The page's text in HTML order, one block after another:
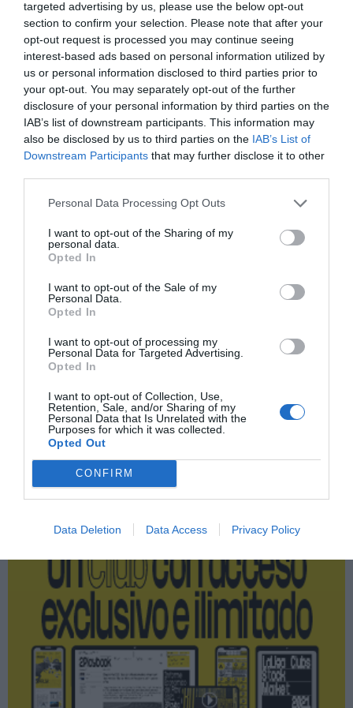
targeted advertising by us, please use the below opt-out
section to confirm your selection. Please note that after your
opt-out request is processed you may continue seeing
interest-based ads based on personal information utilized by
us or personal information disclosed to third parties prior to
your opt-out. You may separately opt-out of the further
disclosure of your personal information by third parties on the
IAB’s list of downstream participants. This information may
also be disclosed by us to third parties on the IAB’s List of
Downstream Participants that may further disclose it to other
Personal Data Processing Opt Outs
I want to opt-out of the Sharing of my
personal data.
Opted In
I want to opt-out of the Sale of my
Personal Data.
Opted In
I want to opt-out of processing my
Personal Data for Targeted Advertising.
Opted In
I want to opt-out of Collection, Use,
Retention, Sale, and/or Sharing of my
Personal Data that Is Unrelated with the
Purposes for which it was collected.
Opted Out
CONFIRM
Data Deletion Data Access Privacy Policy
Primera División.
Actualmente,
Apollo gestiona activos por valor de
498.000 millones de dólares
(478.454 millones de
euros), y financiación de algunos de los equipos de
fútbol más importantes de Europa y de las principales
ligas de Estados Unidos, como la NBA, la NFL y la NHL.
La relación entre México y EEUU también se
evidencia en los clubes mexicanos, dondeel pasado
curso entró capital estadounidense en el Necaxa.
Además,ambas ligas han barajado una posible fusión
2023 competirán todos los clubes de la Liga MX y la
Añadir 2Playbook
Mantente informado con las últimas noticias de actualidad.
ACTIVAR AHORA
Compartir
Imprimir
Publicidad
2Playbook Club2P